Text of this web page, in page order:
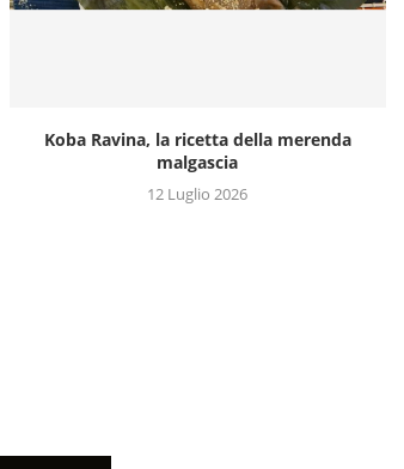
Koba Ravina, la ricetta della merenda
malgascia
12 Luglio 2026